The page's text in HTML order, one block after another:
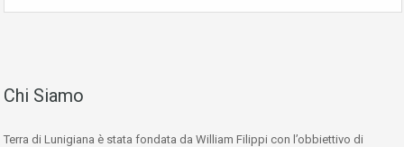
Chi Siamo
Terra di Lunigiana è stata fondata da William Filippi con l’obbiettivo di